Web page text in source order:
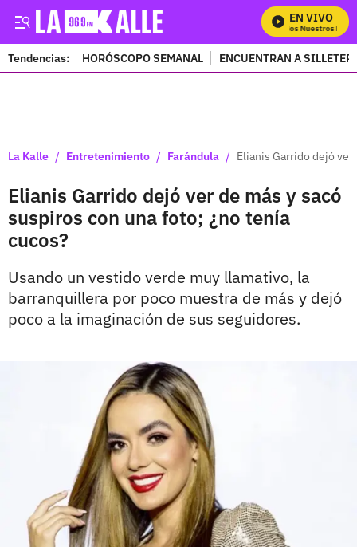
EN VIVO
Mira Todos Nuestros
Tendencias: HORÓSCOPO SEMANAL ENCUENTRAN A
La Kalle / Entretenimiento / Farándula / Elianis Garrido dejó
Elianis Garrido dejó ver de más y sacó
suspiros con una foto; ¿no tenía
cucos?
Usando un vestido verde muy llamativo, la
barranquillera por poco muestra de más y dejó
poco a la imaginación de sus seguidores.